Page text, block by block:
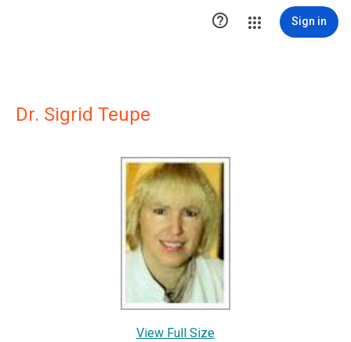
 Sign in
Dr. Sigrid Teupe
View Full Size